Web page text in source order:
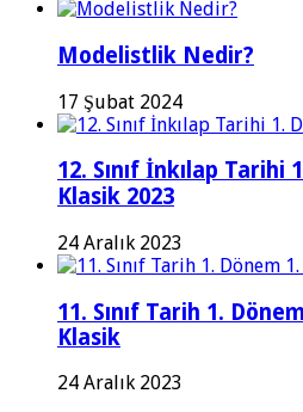
Modelistlik Nedir?
17 Şubat 2024
12. Sınıf İnkılap Tarihi
Klasik 2023
24 Aralık 2023
11. Sınıf Tarih 1.
Klasik
24 Aralık 2023